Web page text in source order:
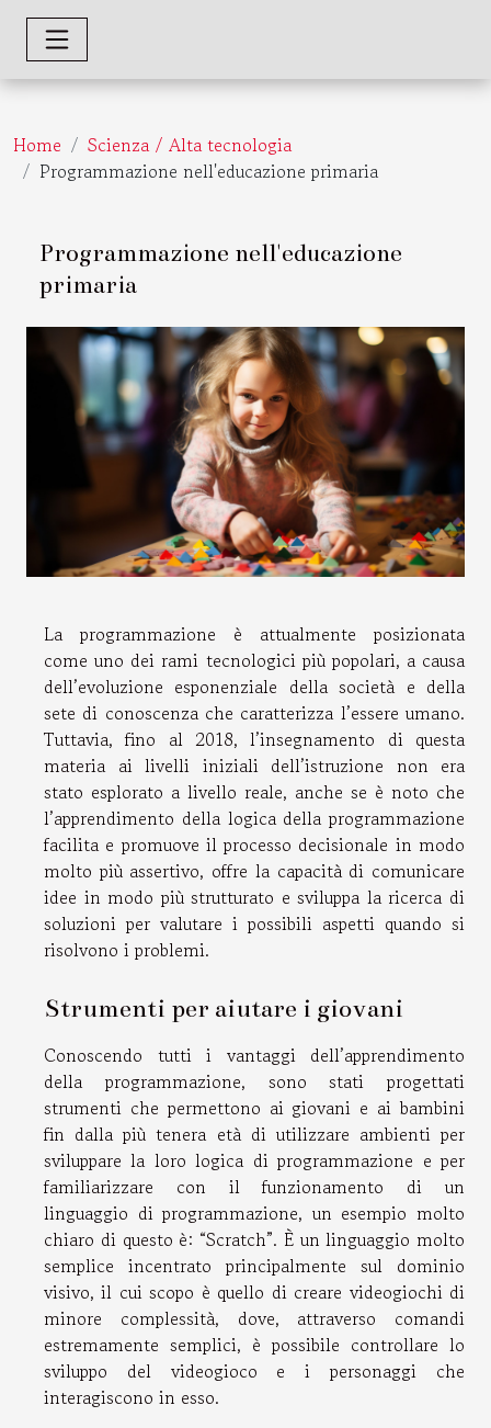
Home
Scienza / Alta tecnologia
Programmazione nell'educazione primaria
Programmazione nell'educazione
primaria
La programmazione è attualmente posizionata
come uno dei rami tecnologici più popolari, a causa
dell’evoluzione esponenziale della società e della
sete di conoscenza che caratterizza l’essere umano.
Tuttavia, fino al 2018, l’insegnamento di questa
materia ai livelli iniziali dell’istruzione non era
stato esplorato a livello reale, anche se è noto che
l’apprendimento della logica della programmazione
facilita e promuove il processo decisionale in modo
molto più assertivo, offre la capacità di comunicare
idee in modo più strutturato e sviluppa la ricerca di
soluzioni per valutare i possibili aspetti quando si
risolvono i problemi.
Strumenti per aiutare i giovani
Conoscendo tutti i vantaggi dell’apprendimento
della programmazione, sono stati progettati
strumenti che permettono ai giovani e ai bambini
fin dalla più tenera età di utilizzare ambienti per
sviluppare la loro logica di programmazione e per
familiarizzare con il funzionamento di un
linguaggio di programmazione, un esempio molto
chiaro di questo è: “Scratch”. È un linguaggio molto
semplice incentrato principalmente sul dominio
visivo, il cui scopo è quello di creare videogiochi di
minore complessità, dove, attraverso comandi
estremamente semplici, è possibile controllare lo
sviluppo del videogioco e i personaggi che
interagiscono in esso.